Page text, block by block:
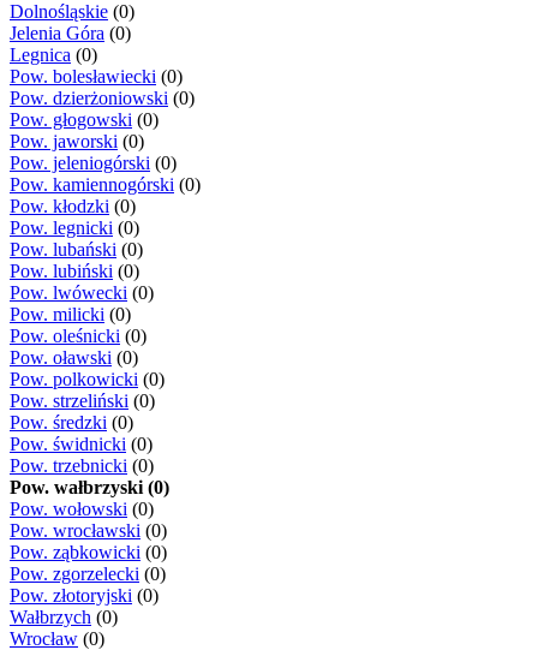
Dolnośląskie (0)
Jelenia Góra (0)
Legnica (0)
Pow. bolesławiecki (0)
Pow. dzierżoniowski (0)
Pow. głogowski (0)
Pow. jaworski (0)
Pow. jeleniogórski (0)
Pow. kamiennogórski (0)
Pow. kłodzki (0)
Pow. legnicki (0)
Pow. lubański (0)
Pow. lubiński (0)
Pow. lwówecki (0)
Pow. milicki (0)
Pow. oleśnicki (0)
Pow. oławski (0)
Pow. polkowicki (0)
Pow. strzeliński (0)
Pow. średzki (0)
Pow. świdnicki (0)
Pow. trzebnicki (0)
Pow. wałbrzyski (0)
Pow. wołowski (0)
Pow. wrocławski (0)
Pow. ząbkowicki (0)
Pow. zgorzelecki (0)
Pow. złotoryjski (0)
Wałbrzych (0)
Wrocław (0)